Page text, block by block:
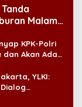
Malam
KPK-Polri
dan Akan Ada
YLKI: